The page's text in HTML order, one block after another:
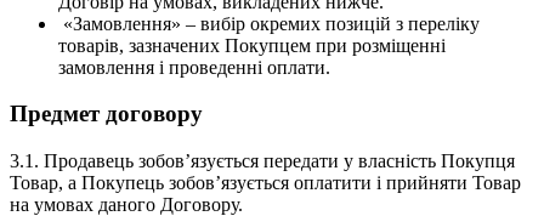
«Замовлення» – вибір окремих позицій з переліку
товарів, зазначених Покупцем при розміщенні
замовлення і проведенні оплати.
Предмет договору
3.1. Продавець зобов’язується передати у власність Покупця
Товар, а Покупець зобов’язується оплатити і прийняти Товар
на умовах даного Договору.